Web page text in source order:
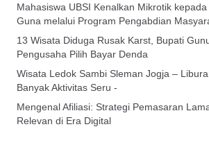
Mahasiswa UBSI Kenalkan Mikrotik
Guna melalui Program Pengabdian
13 Wisata Diduga Rusak Karst, Bupati
Pengusaha Pilih Bayar Denda
Wisata Ledok Sambi Sleman Jogja –
Banyak Aktivitas Seru -
Mengenal Afiliasi: Strategi Pemasaran
Relevan di Era Digital